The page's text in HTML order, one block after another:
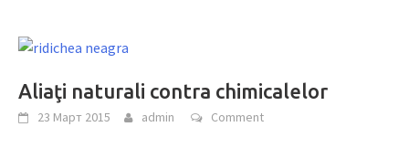
Aliaţi naturali contra chimicalelor
23 Март 2015 admin Comment